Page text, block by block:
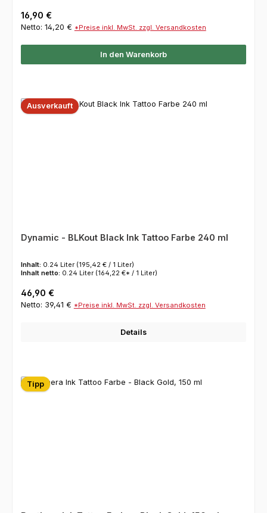
Regulärer Preis:
16,90 €
Netto: 14,20 € *Preise inkl. MwSt. zzgl. Versandkosten
In den Warenkorb
Ausverkauft
Dynamic - BLKout Black Ink Tattoo Farbe 240 ml
Inhalt: 0.24 Liter (195,42 € / 1 Liter)
Inhalt netto: 0.24 Liter (164,22 €* / 1 Liter)
Regulärer Preis:
46,90 €
Netto: 39,41 € *Preise inkl. MwSt. zzgl. Versandkosten
Details
Tipp